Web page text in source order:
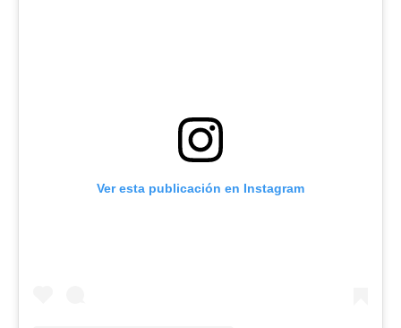
Ver esta publicación en Instagram